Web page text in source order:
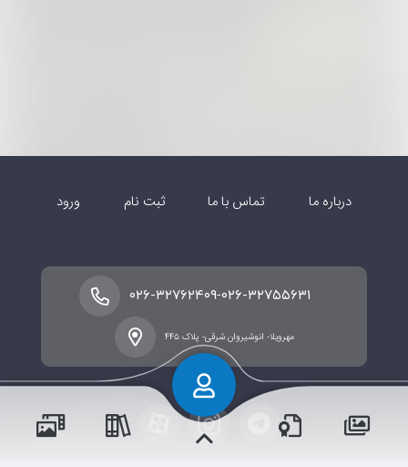
درباره ما تماس با ما ثبت نام ورود
مهرویلا- انوشیروان شرقی- پلاک ۴۴۵
۰۲۶-۳۲۷۵۵۶۳۱-۰۲۶-۳۲۷۶۲۴۰۹